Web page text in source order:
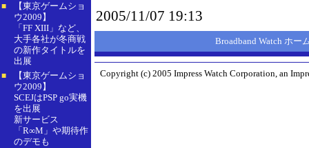
■
【東京ゲームショ
ウ2009】
「FF XIII」など、
大手各社が冬商戦
の新作タイトルを
出展
■
【東京ゲームショ
ウ2009】
SCEJはPSP go実機
を出展
新サービス
「R∞M」や期待作
のデモも
2005/11/07 19:13
Broadband Watch ホー
Copyright (c) 2005 Impress Watch Corporation, an